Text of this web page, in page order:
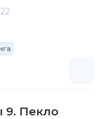
9. Пекло